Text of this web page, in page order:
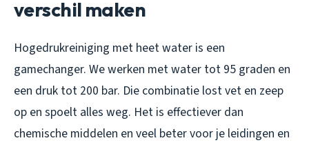
verschil maken
Hogedrukreiniging met heet water is een
gamechanger. We werken met water tot 95 graden en
een druk tot 200 bar. Die combinatie lost vet en zeep
op en spoelt alles weg. Het is effectiever dan
chemische middelen en veel beter voor je leidingen en